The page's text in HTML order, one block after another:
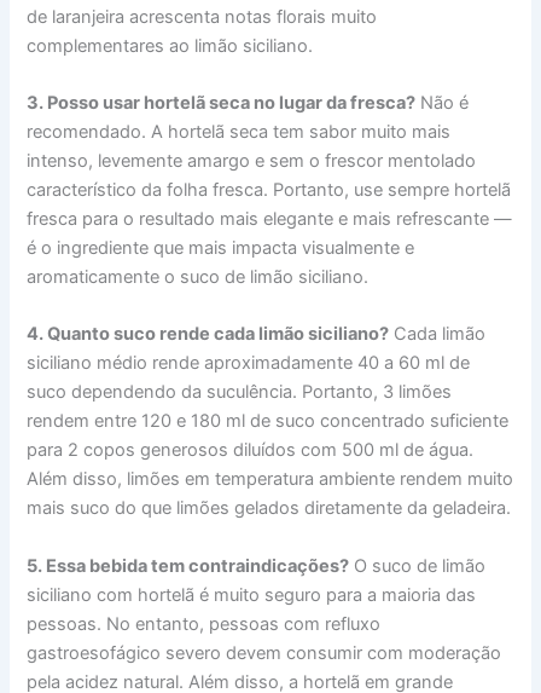
de laranjeira acrescenta notas florais muito
complementares ao limão siciliano.
3. Posso usar hortelã seca no lugar da fresca? Não é
recomendado. A hortelã seca tem sabor muito mais
intenso, levemente amargo e sem o frescor mentolado
característico da folha fresca. Portanto, use sempre hortelã
fresca para o resultado mais elegante e mais refrescante —
é o ingrediente que mais impacta visualmente e
aromaticamente o suco de limão siciliano.
4. Quanto suco rende cada limão siciliano? Cada limão
siciliano médio rende aproximadamente 40 a 60 ml de
suco dependendo da suculência. Portanto, 3 limões
rendem entre 120 e 180 ml de suco concentrado suficiente
para 2 copos generosos diluídos com 500 ml de água.
Além disso, limões em temperatura ambiente rendem muito
mais suco do que limões gelados diretamente da geladeira.
5. Essa bebida tem contraindicações? O suco de limão
siciliano com hortelã é muito seguro para a maioria das
pessoas. No entanto, pessoas com refluxo
gastroesofágico severo devem consumir com moderação
pela acidez natural. Além disso, a hortelã em grande